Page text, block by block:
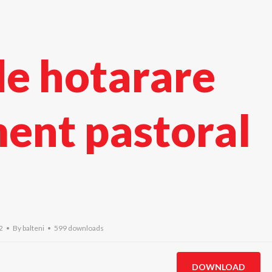
hotarare
pastoral
By balteni 599 downloads
DOWNLOAD